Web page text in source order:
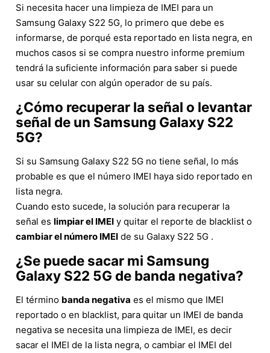
Si necesita hacer una limpieza de IMEI para un
Samsung Galaxy S22 5G, lo primero que debe es
informarse, de porqué esta reportado en lista negra, en
muchos casos si se compra nuestro informe premium
tendrá la suficiente información para saber si puede
usar su celular con algún operador de su país.
¿Cómo recuperar la señal o levantar
señal de un Samsung Galaxy S22
5G?
Si su Samsung Galaxy S22 5G no tiene señal, lo más
probable es que el número IMEI haya sido reportado en
lista negra.
Cuando esto sucede, la solución para recuperar la
señal es limpiar el IMEI y quitar el reporte de blacklist o
cambiar el número IMEI de su Galaxy S22 5G .
¿Se puede sacar mi Samsung
Galaxy S22 5G de banda negativa?
El término banda negativa es el mismo que IMEI
reportado o en blacklist, para quitar un IMEI de banda
negativa se necesita una limpieza de IMEI, es decir
sacar el IMEI de la lista negra, o cambiar el IMEI del